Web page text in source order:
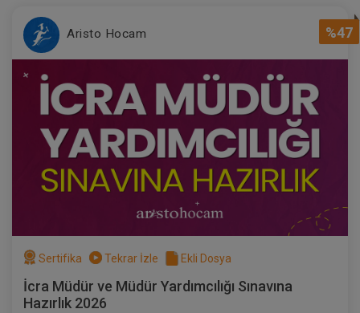
%47
Aristo Hocam
Sertifika Tekrar İzle Ekli Dosya
İcra Müdür ve Müdür Yardımcılığı Sınavına
Hazırlık 2026